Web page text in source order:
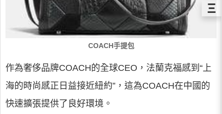
COACH手提包
作為奢侈品牌COACH的全球CEO，法蘭克福感到“上
海的時尚感正日益接近紐約”，這為COACH在中國的
快速擴張提供了良好環境。
Ξ